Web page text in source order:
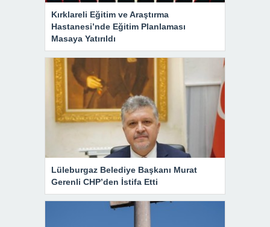
Kırklareli Eğitim ve Araştırma
Hastanesi’nde Eğitim Planlaması
Masaya Yatırıldı
Lüleburgaz Belediye Başkanı Murat
Gerenli CHP’den İstifa Etti